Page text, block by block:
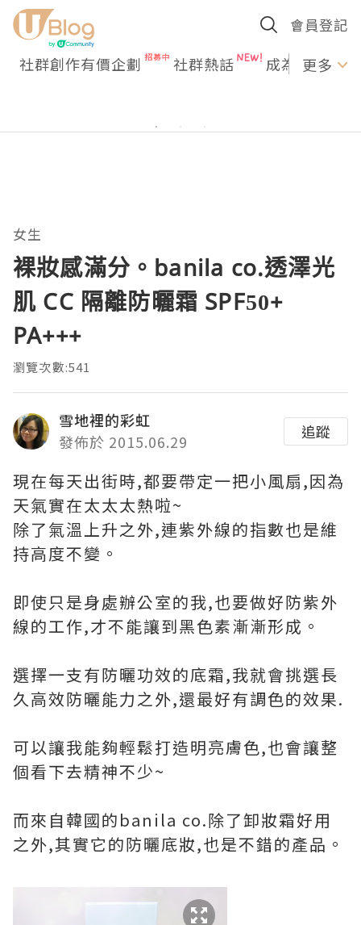
會員登記
社群創作有價企劃 社群熱話 成為U更多
女生
裸妝感滿分。banila co.透澤光
肌 CC 隔離防曬霜 SPF50+
PA+++
瀏覽次數:541
雪地裡的彩虹
發佈於 2015.06.29
追蹤
現在每天出街時,都要帶定一把小風扇,因為
天氣實在太太太熱啦~
除了氣溫上升之外,連紫外線的指數也是維
持高度不變。
即使只是身處辦公室的我,也要做好防紫外
線的工作,才不能讓到黑色素漸漸形成。
選擇一支有防曬功效的底霜,我就會挑選長
久高效防曬能力之外,還最好有調色的效果.
可以讓我能夠輕鬆打造明亮膚色,也會讓整
個看下去精神不少~
而來自韓國的banila co.除了卸妝霜好用
之外,其實它的防曬底妝,也是不錯的產品。